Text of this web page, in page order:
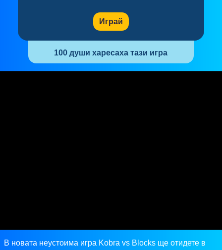
Играй
100 души харесаха тази игра
В новата неустоима игра Kobra vs Blocks ще отидете в